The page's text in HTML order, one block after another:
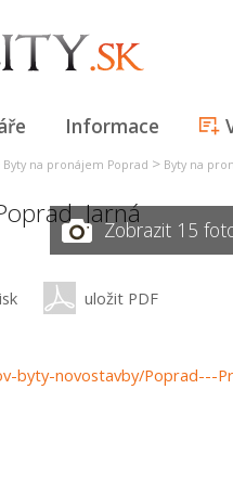
Informace
Byty na pronájem Poprad > Byty na
,Jarná
Zobrazit 15
uložit PDF